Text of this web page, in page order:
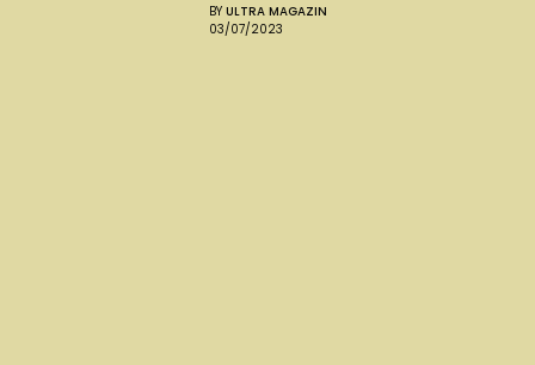
BY ULTRA MAGAZIN
03/07/2023